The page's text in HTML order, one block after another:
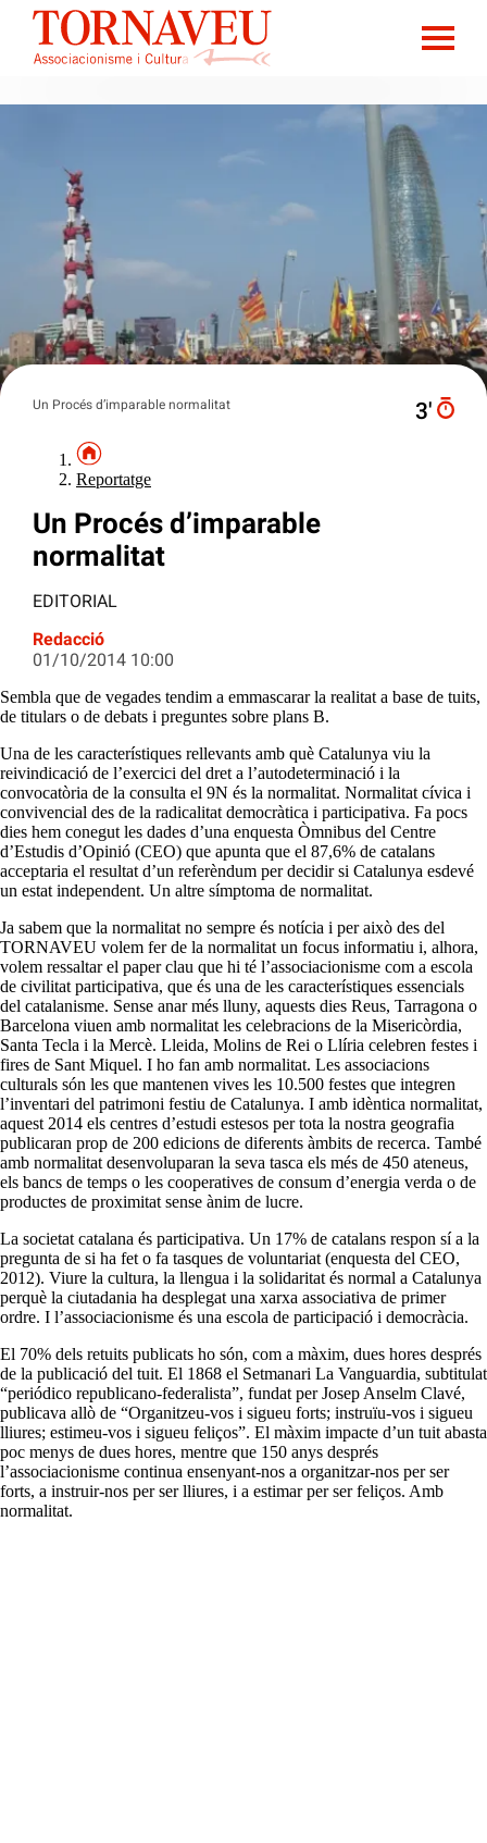
Un Procés d’imparable normalitat 3′
Reportatge
Un Procés d’imparable
normalitat
EDITORIAL
Redacció
01/10/2014 10:00
Sembla que de vegades tendim a emmascarar la realitat a base de tuits,
de titulars o de debats i preguntes sobre plans B.
Una de les característiques rellevants amb què Catalunya viu la
reivindicació de l’exercici del dret a l’autodeterminació i la
convocatòria de la consulta el 9N és la normalitat. Normalitat cívica i
convivencial des de la radicalitat democràtica i participativa. Fa pocs
dies hem conegut les dades d’una enquesta Òmnibus del Centre
d’Estudis d’Opinió (CEO) que apunta que el 87,6% de catalans
acceptaria el resultat d’un referèndum per decidir si Catalunya esdevé
un estat independent. Un altre símptoma de normalitat.
Ja sabem que la normalitat no sempre és notícia i per això des del
TORNAVEU volem fer de la normalitat un focus informatiu i, alhora,
volem ressaltar el paper clau que hi té l’associacionisme com a escola
de civilitat participativa, que és una de les característiques essencials
del catalanisme. Sense anar més lluny, aquests dies Reus, Tarragona o
Barcelona viuen amb normalitat les celebracions de la Misericòrdia,
Santa Tecla i la Mercè. Lleida, Molins de Rei o Llíria celebren festes i
fires de Sant Miquel. I ho fan amb normalitat. Les associacions
culturals són les que mantenen vives les 10.500 festes que integren
l’inventari del patrimoni festiu de Catalunya. I amb idèntica normalitat,
aquest 2014 els centres d’estudi estesos per tota la nostra geografia
publicaran prop de 200 edicions de diferents àmbits de recerca. També
amb normalitat desenvoluparan la seva tasca els més de 450 ateneus,
els bancs de temps o les cooperatives de consum d’energia verda o de
productes de proximitat sense ànim de lucre.
La societat catalana és participativa. Un 17% de catalans respon sí a la
pregunta de si ha fet o fa tasques de voluntariat (enquesta del CEO,
2012). Viure la cultura, la llengua i la solidaritat és normal a Catalunya
perquè la ciutadania ha desplegat una xarxa associativa de primer
ordre. I l’associacionisme és una escola de participació i democràcia.
El 70% dels retuits publicats ho són, com a màxim, dues hores després
de la publicació del tuit. El 1868 el Setmanari La Vanguardia, subtitulat
“periódico republicano-federalista”, fundat per Josep Anselm Clavé,
publicava allò de “Organitzeu-vos i sigueu forts; instruïu-vos i sigueu
lliures; estimeu-vos i sigueu feliços”. El màxim impacte d’un tuit abasta
poc menys de dues hores, mentre que 150 anys després
l’associacionisme continua ensenyant-nos a organitzar-nos per ser
forts, a instruir-nos per ser lliures, i a estimar per ser feliços. Amb
normalitat.